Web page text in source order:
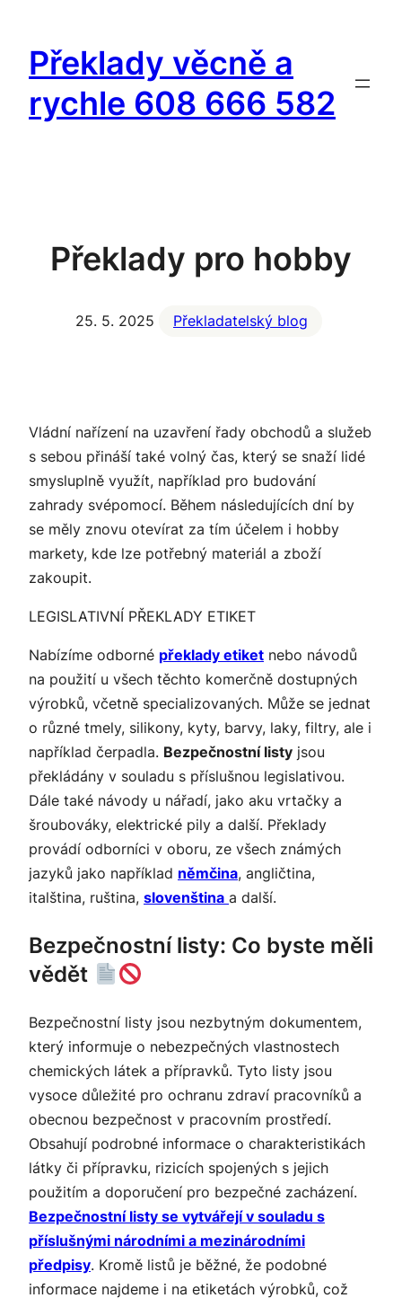
obsahPřeklady věcně a
rychle 608 666 582
Překlady pro hobby
25. 5. 2025 Překladatelský blog
Vládní nařízení na uzavření řady obchodů a služeb
s sebou přináší také volný čas, který se snaží lidé
smysluplně využít, například pro budování
zahrady svépomocí. Během následujících dní by
se měly znovu otevírat za tím účelem i hobby
markety, kde lze potřebný materiál a zboží
zakoupit.
LEGISLATIVNÍ PŘEKLADY ETIKET
Nabízíme odborné překlady etiket nebo návodů
na použití u všech těchto komerčně dostupných
výrobků, včetně specializovaných. Může se jednat
o různé tmely, silikony, kyty, barvy, laky, filtry, ale i
například čerpadla. Bezpečnostní listy jsou
překládány v souladu s příslušnou legislativou.
Dále také návody u nářadí, jako aku vrtačky a
šroubováky, elektrické pily a další. Překlady
provádí odborníci v oboru, ze všech známých
jazyků jako například němčina, angličtina,
italština, ruština, slovenština a další.
Bezpečnostní listy: Co byste měli
vědět
Bezpečnostní listy jsou nezbytným dokumentem,
který informuje o nebezpečných vlastnostech
chemických látek a přípravků. Tyto listy jsou
vysoce důležité pro ochranu zdraví pracovníků a
obecnou bezpečnost v pracovním prostředí.
Obsahují podrobné informace o charakteristikách
látky či přípravku, rizicích spojených s jejich
použitím a doporučení pro bezpečné zacházení.
Bezpečnostní listy se vytvářejí v souladu s
příslušnými národními a mezinárodními
předpisy. Kromě listů je běžné, že podobné
informace najdeme i na etiketách výrobků, což